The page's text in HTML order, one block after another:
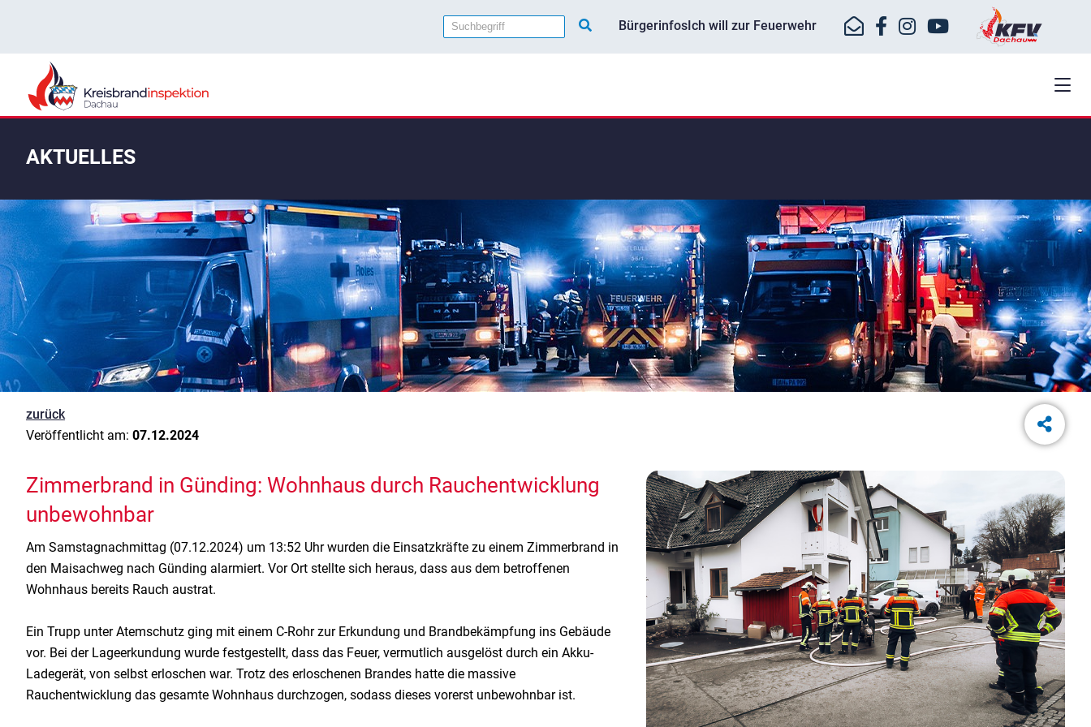
BürgerinfosIch will zur Feuerwehr
AKTUELLES
zurück
Veröffentlicht am: 07.12.2024
Zimmerbrand in Günding: Wohnhaus durch Rauchentwicklung
unbewohnbar
Am Samstagnachmittag (07.12.2024) um 13:52 Uhr wurden die Einsatzkräfte zu einem Zimmerbrand in
den Maisachweg nach Günding alarmiert. Vor Ort stellte sich heraus, dass aus dem betroffenen
Wohnhaus bereits Rauch austrat.
Ein Trupp unter Atemschutz ging mit einem C-Rohr zur Erkundung und Brandbekämpfung ins Gebäude
vor. Bei der Lageerkundung wurde festgestellt, dass das Feuer, vermutlich ausgelöst durch ein Akku-
Ladegerät, von selbst erloschen war. Trotz des erloschenen Brandes hatte die massive
Rauchentwicklung das gesamte Wohnhaus durchzogen, sodass dieses vorerst unbewohnbar ist.